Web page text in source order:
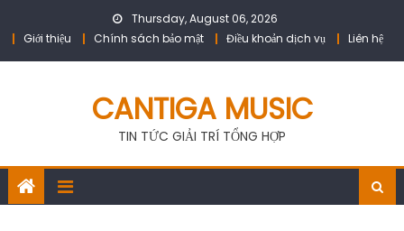
Thursday, August 06, 2026
Giới thiệu
Chính sách bảo mật Điều khoản dịch vụ Liên hệ
CANTIGA MUSIC
TIN TỨC GIẢI TRÍ TỔNG HỢP